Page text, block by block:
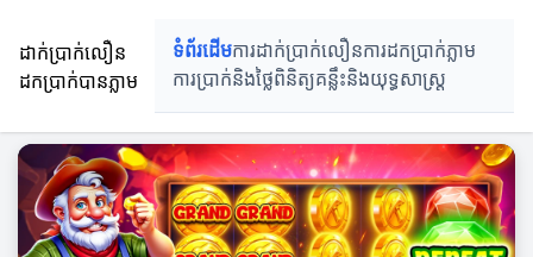
ដាក់ប្រាក់លឿន
ដកប្រាក់បានភ្លាម
ទំព័រដើមការដាក់ប្រាក់លឿនការដកប្រាក់ភ្លាម
ការប្រាក់និងថ្លៃពិនិត្យគន្លឹះនិងយុទ្ធសាស្រ្ត